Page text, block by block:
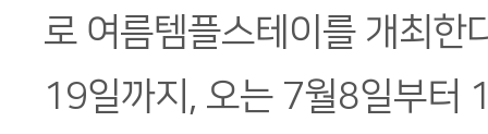
로 여름템플스테이를 개최한
19일까지, 오는 7월8일부터